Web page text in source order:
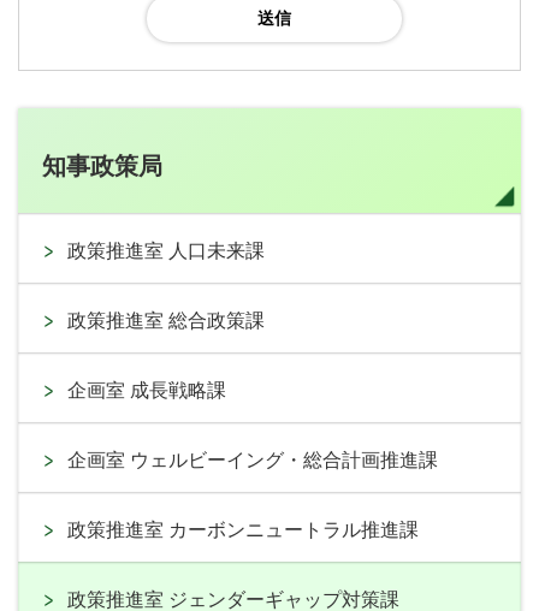
知事政策局
政策推進室 人口未来課
政策推進室 総合政策課
企画室 成長戦略課
企画室 ウェルビーイング・総合計画推進課
政策推進室 カーボンニュートラル推進課
政策推進室 ジェンダーギャップ対策課